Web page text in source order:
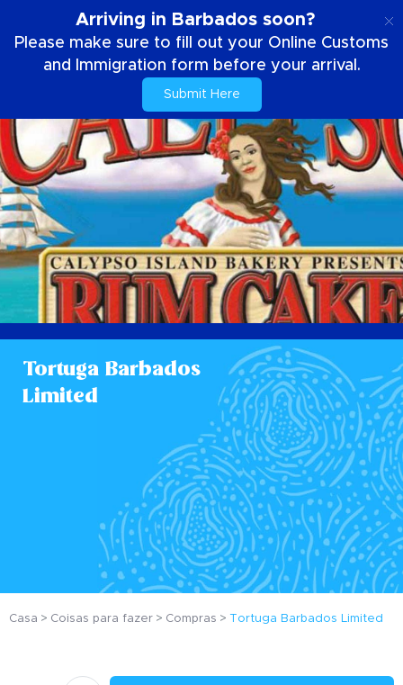
Arriving in Barbados soon?
Please make sure to fill out your Online Customs
and Immigration form before your arrival.
Submit Here
Tortuga Barbados
Limited
Casa Coisas para fazer Compras Tortuga Barbados Limited